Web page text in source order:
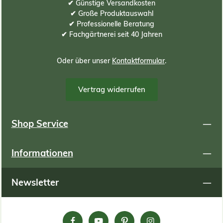
anwachsen. Technische Daten: Schüttdichte frisch: 700-
800kg/m³ Wassergesättigt: 1000kg/m³ Um Ihren Bedarf
an Substrat zu ermitteln, können Sie folgende Formel
oder Tabelle zur Hilfe nehmen: Berechnungsformel:
(Meter Länge) x (Meter Breite) x (ZENTIMETER
Berechnungsbeispiele: Begrünungsfläche in Meter
✔ Günstige Versandkosten
✔ Große Produktauswahl
✔ Professionelle Beratung
✔ Fachgärtnerei seit 40 Jahren
Oder über unser Kontaktformular.
Vertrag widerrufen
Shop Service
Informationen
Newsletter